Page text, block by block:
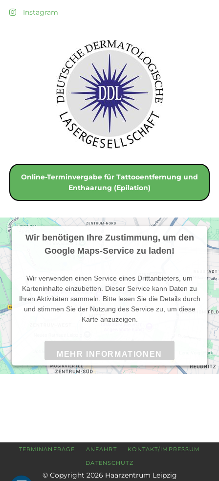
Instagram
Online-Terminvergabe für Tattooentfernung und
Enthaarung (Epilation)
Wir benötigen Ihre Zustimmung, um den
Google Maps-Service zu laden!
Wir verwenden einen Service eines Drittanbieters, um
Karteninhalte einzubetten. Dieser Service kann Daten zu
Ihren Aktivitäten sammeln. Bitte lesen Sie die Details durch
und stimmen Sie der Nutzung des Service zu, um diese
Karte anzuzeigen.
MEHR INFORMATIONEN
NAVIGATION
TERMINANFRAGE ANFAHRT KONTAKT/IMPRESSUM
DATENSCHUTZ
© Copyright 2026 Haarzentrum Leipzig